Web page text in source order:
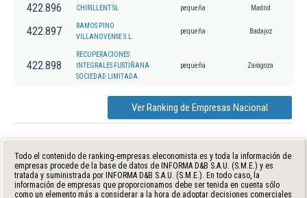
422.896 CHIRILLENT SL pequeña Madrid
422.897
RAMOS PINO
VILLANOVENSE S.L.
pequeña Badajoz
422.898
RECUPERACIONES
INTEGRALES FUSTIÑANA
SOCIEDAD LIMITADA.
pequeña Zaragoza
Ver Ranking de Empresas Nacional
Todo el contenido de ranking-empresas.eleconomista.es y toda la información de
empresas procede de la base de datos de INFORMA D&B S.A.U. (S.M.E.) y es
tratada y suministrada por INFORMA D&B S.A.U. (S.M.E.). En todo caso, la
información de empresas que proporcionamos debe ser tenida en cuenta sólo
como un elemento más a considerar a la hora de adoptar decisiones comerciales